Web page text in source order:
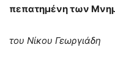
πεπατημένη των
του Νίκου Γεωργιάδη